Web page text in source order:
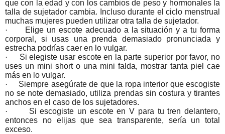
que con la edad y con los cambios de peso y hormonales la
talla de sujetador cambia. Incluso durante el ciclo menstrual
muchas mujeres pueden utilizar otra talla de sujetador.
·
Elige un escote adecuado a la situación y a tu forma
corporal, si usas una prenda demasiado pronunciada y
estrecha podrías caer en lo vulgar.
·
Si elegiste usar escote en la parte superior por favor, no
uses un mini short o una mini falda, mostrar tanta piel cae
más en lo vulgar.
·
Siempre asegúrate de que la ropa interior que escogiste
no se note demasiado, utiliza prendas sin costura y tirantes
anchos en el caso de los sujetadores.
·
Si escogiste un escote en V para tu tren delantero,
entonces no elijas que sea transparente, sería un total
exceso.